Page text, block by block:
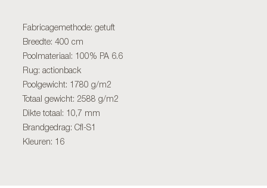
Fabricagemethode: getuft
Breedte: 400 cm
Poolmateriaal: 100% PA 6.6
Rug: actionback
Poolgewicht: 1780 g/m2
Totaal gewicht: 2588 g/m2
Dikte totaal: 10,7 mm
Brandgedrag: Cfl-S1
Kleuren: 16